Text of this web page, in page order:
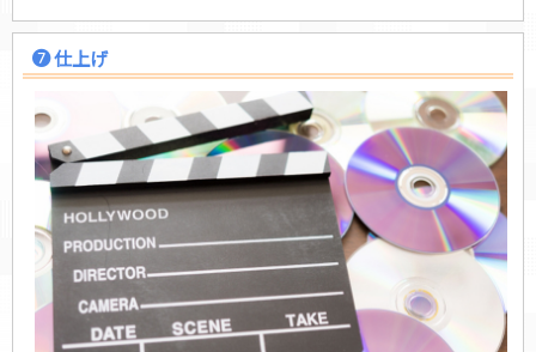
仕上げ